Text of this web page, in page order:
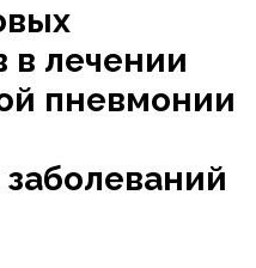
в лечении
пневмонии